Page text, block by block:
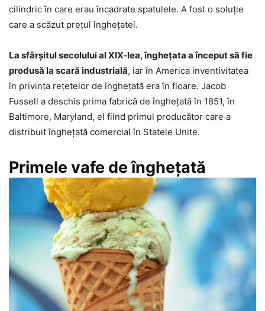
cilindric în care erau încadrate spatulele. A fost o soluţie
care a scăzut preţul îngheţatei.
La sfârșitul secolului al XIX-lea, înghețata a început să fie
produsă la scară industrială, iar în America inventivitatea
în privinţa reţetelor de îngheţată era în floare. Jacob
Fussell a deschis prima fabrică de înghețată în 1851, în
Baltimore, Maryland, el fiind primul producător care a
distribuit înghețată comercial în Statele Unite.
Primele vafe de îngheţată